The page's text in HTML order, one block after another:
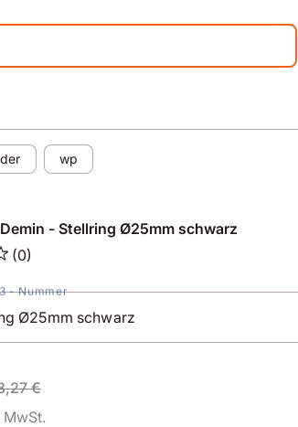
wp
- Stellring Ø25mm schwarz
(0)
- Nummer
€